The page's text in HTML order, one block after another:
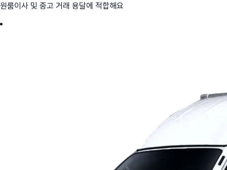
원룸이사 및 중고 거래 용달에 적합해요